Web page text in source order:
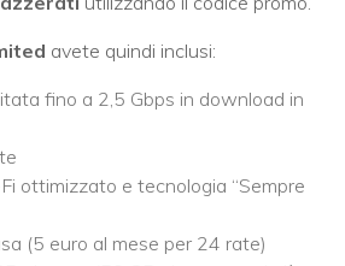
avete quindi inclusi:
fino a 2,5 Gbps in download in
ottimizzato e tecnologia “Sempre
(5 euro al mese per 24 rate)